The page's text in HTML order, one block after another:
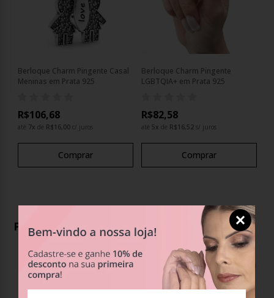
Berloque Charm Pingente Casal
Meninas em Prata 925
R$106,68
até 7x de R$16,00c/ juros
Comprar
Berloque Charm Pingente
LGBTQIA+ em Prata 925
R$82,58
até 5x de R$16,52s/ juros
Comprar
Produtos Relacionados